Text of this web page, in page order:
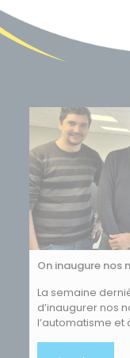
On inaugure nos
La semaine
d’inaugurer nos
l’automatisme et